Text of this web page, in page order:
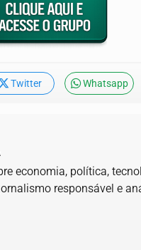
Twitter Whatsapp
economia, política,
responsável e